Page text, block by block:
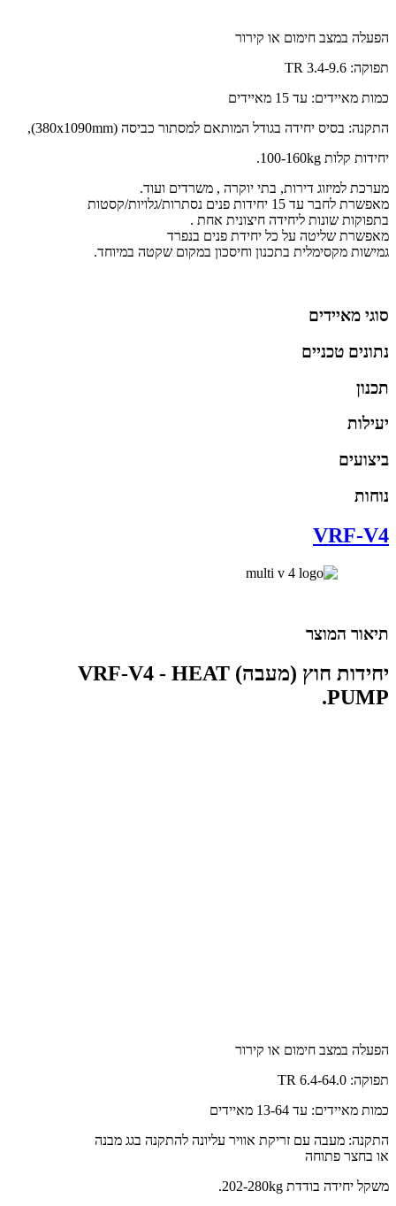
הפעלה במצב חימום או קירור
תפוקה: 3.4-9.6 TR
כמות מאיידים: עד 15 מאיידים
התקנה: בסיס יחידה בגודל המותאם למסתור כביסה (380x1090mm),
יחידות קלות 100-160kg.
מערכת למיזוג דירות, בתי יוקרה , משרדים ועוד.
מאפשרת לחבר עד 15 יחידות פנים נסתרות/גלויות/קסטות
בתפוקות שונות ליחידה חיצונית אחת .
מאפשרת שליטה על כל יחידת פנים בנפרד
גמישות מקסימלית בתכנון וחיסכון במקום שקטה במיוחד.
סוגי מאיידים
נתונים טכניים
תכנון
יעילות
ביצועים
נוחות
VRF-V4
תיאור המוצר
יחידות חוץ (מעבה) VRF-V4 - HEAT
PUMP.
הפעלה במצב חימום או קירור
תפוקה: 6.4-64.0 TR
כמות מאיידים: עד 13-64 מאיידים
התקנה: מעבה עם זריקת אוויר עליונה להתקנה בגג מבנה
או בחצר פתוחה
משקל יחידה בודדת 202-280kg.